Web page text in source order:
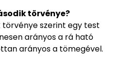
törvénye?
törvénye szerint egy test
arányos a rá ható
arányos a tömegével.